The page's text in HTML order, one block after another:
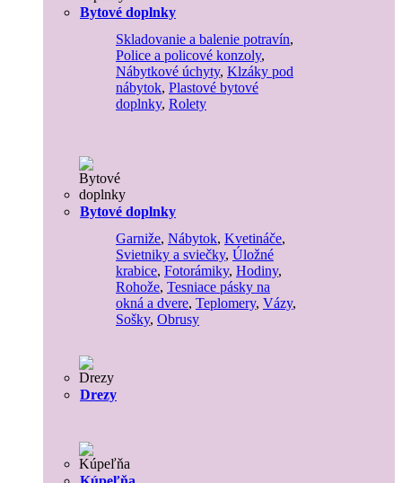
Bytové doplnky
Skladovanie a balenie potravín,
Police a policové konzoly,
Nábytkové úchyty, Klzáky pod
nábytok, Plastové bytové
doplnky, Rolety
Bytové doplnky
Garniže, Nábytok, Kvetináče,
Svietniky a sviečky, Úložné
krabice, Fotorámiky, Hodiny,
Rohože, Tesniace pásky na
okná a dvere, Teplomery, Vázy,
Sošky, Obrusy
Drezy